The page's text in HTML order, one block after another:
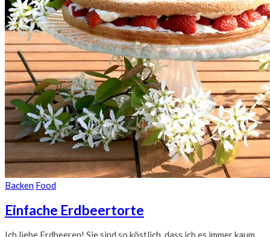
Backen Food
Einfache Erdbeertorte
Ich liebe Erdbeeren! Sie sind so köstlich, dass ich es immer kaum